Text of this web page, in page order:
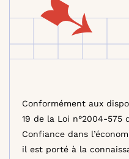
Conformément aux
19 de la Loi n°2004-575
Confiance dans
il est porté à la